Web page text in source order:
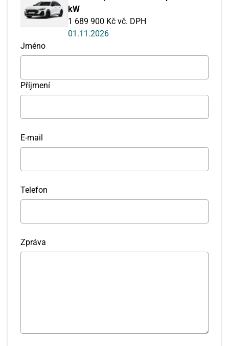
kW
1 689 900 Kč vč. DPH
01.11.2026
Jméno
Příjmení
E-mail
Telefon
Zpráva